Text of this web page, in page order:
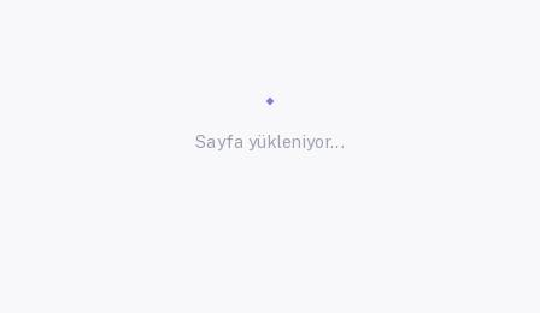
Sayfa yükleniyor...